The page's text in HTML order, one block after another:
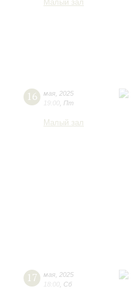
Малый зал
16 мая 2025
19:00 Пт
Малый зал
17 мая 2025
18:00 Сб